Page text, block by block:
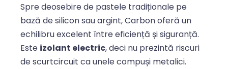
Spre deosebire de pastele tradiționale pe
bază de silicon sau argint, Carbon oferă un
echilibru excelent între eficiență și siguranță.
Este izolant electric, deci nu prezintă riscuri
de scurtcircuit ca unele compuși metalici.